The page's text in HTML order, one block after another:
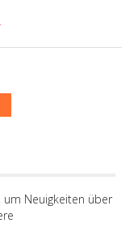
um Neuigkeiten über